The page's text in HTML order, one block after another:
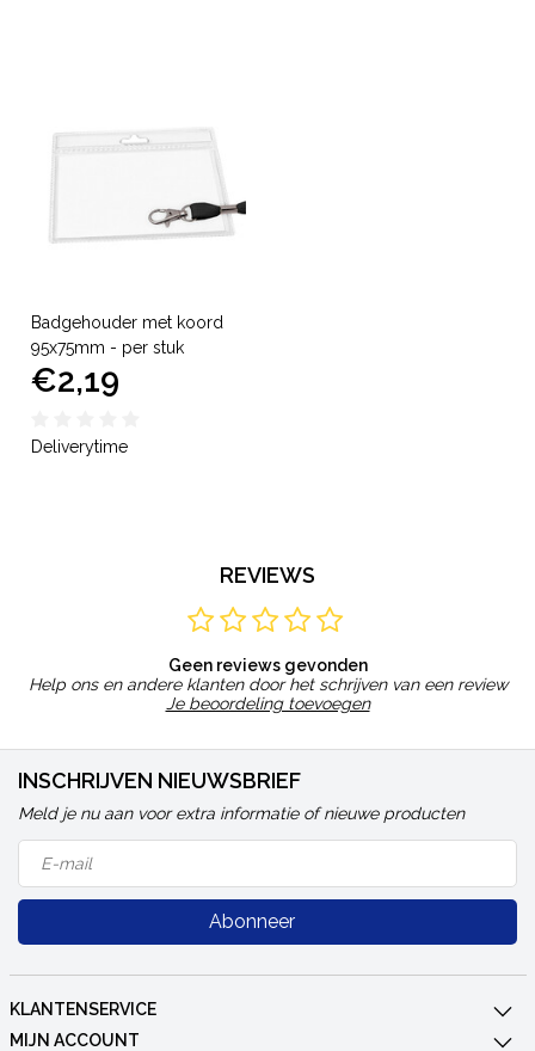
Badgehouder met koord
95x75mm - per stuk
€2,19
Deliverytime
REVIEWS
Geen reviews gevonden
Help ons en andere klanten door het schrijven van een review
Je beoordeling toevoegen
INSCHRIJVEN NIEUWSBRIEF
Meld je nu aan voor extra informatie of nieuwe producten
Abonneer
KLANTENSERVICE
MIJN ACCOUNT